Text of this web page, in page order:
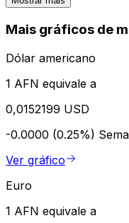
Mais gráficos de
Dólar americano
1 AFN equivale a
0,0152199 USD
-0.0000 (0.25%)
Ver gráfico
Euro
1 AFN equivale a